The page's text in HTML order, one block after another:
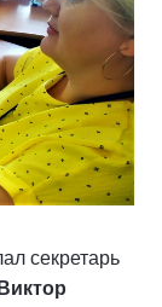
секретарь
Виктор